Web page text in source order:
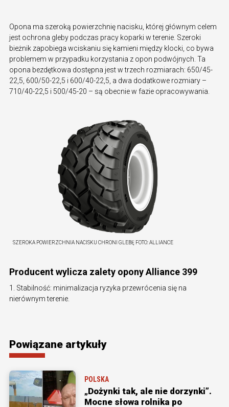
Opona ma szeroką powierzchnię nacisku, której głównym celem
jest ochrona gleby podczas pracy koparki w terenie. Szeroki
bieżnik zapobiega wciskaniu się kamieni między klocki, co bywa
problemem w przypadku korzystania z opon podwójnych. Ta
opona bezdętkowa dostępna jest w trzech rozmiarach: 650/45-
22,5, 600/50-22,5 i 600/40-22,5, a dwa dodatkowe rozmiary –
710/40-22,5 i 500/45-20 – są obecnie w fazie opracowywania.
SZEROKA POWIERZCHNIA NACISKU CHRONI GLEBĘ FOTO:ALLIANCE
Producent wylicza zalety opony Alliance 399
1. Stabilność: minimalizacja ryzyka przewrócenia się na
nierównym terenie.
Powiązane artykuły
POLSKA
„Dożynki tak, ale nie dorzynki”.
Mocne słowa rolnika po